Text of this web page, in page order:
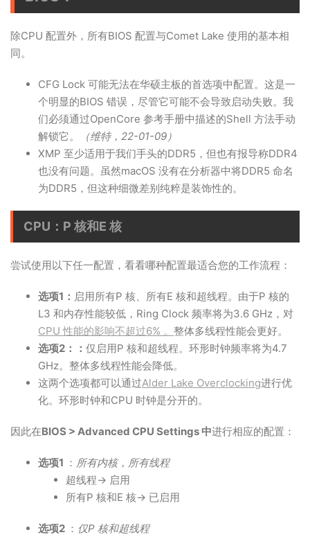
除CPU 配置外，所有BIOS 配置与Comet Lake 使用的基本相
同。
CFG Lock 可能无法在华硕主板的首选项中配置。这是一
个明显的BIOS 错误，尽管它可能不会导致启动失败。我
们必须通过OpenCore 参考手册中描述的Shell 方法手动
解锁它。
（维特，22-01-09）
XMP 至少适用于我们手头的DDR5，但也有报导称DDR4
也没有问题。虽然macOS 没有在分析器中将DDR5 命名
为DDR5，但这种细微差别纯粹是装饰性的。
CPU：P 核和E 核
尝试使用以下任一配置，看看哪种配置最适合您的工作流程：
选项1： 启用所有P 核、所有E 核和超线程。由于P 核的
L3 和内存性能较低，Ring Clock 频率将为3.6 GHz，对
CPU 性能的影响不超过6% 。 整体多线程性能会更好。
选项2：： 仅启用P 核和超线程。环形时钟频率将为4.7
GHz。整体多线程性能会降低。
这两个选项都可以通过Alder Lake Overclocking进行优
化。环形时钟和CPU 时钟是分开的。
因此在BIOS > Advanced CPU Settings 中进行相应的配置：
选项1 ： 所有内核，所有线程
超线程→ 启用
所有P 核和E 核→ 已启用
选项2 ： 仅P 核和超线程